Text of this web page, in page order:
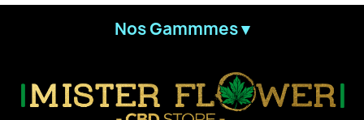
Nos Gammmes ▾